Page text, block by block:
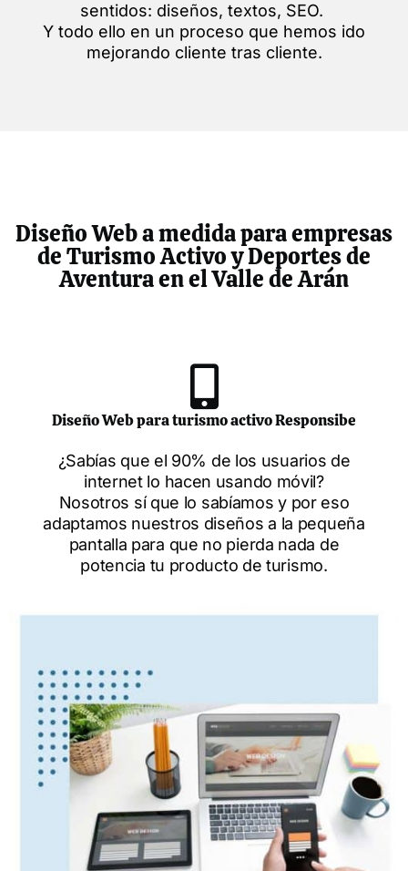
sentidos: diseños, textos, SEO.
Y todo ello en un proceso que hemos ido
mejorando cliente tras cliente.
Diseño Web a medida para empresas
de Turismo Activo y Deportes de
Aventura en el Valle de Arán
Diseño Web para turismo activo Responsibe
¿Sabías que el 90% de los usuarios de
internet lo hacen usando móvil?
Nosotros sí que lo sabíamos y por eso
adaptamos nuestros diseños a la pequeña
pantalla para que no pierda nada de
potencia tu producto de turismo.